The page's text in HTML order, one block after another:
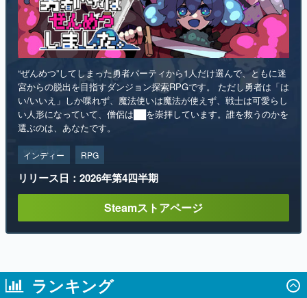
“ぜんめつ”してしまった勇者パーティから1人だけ選んで、ともに迷
宮からの脱出を目指すダンジョン探索RPGです。 ただし勇者は「は
い/いいえ」しか喋れず、魔法使いは魔法が使えず、戦士は可愛らし
い人形になっていて、僧侶は██を崇拝しています。誰を救うのかを
選ぶのは、あなたです。
インディー RPG
リリース日：2026年第4四半期
Steamストアページ
ランキング